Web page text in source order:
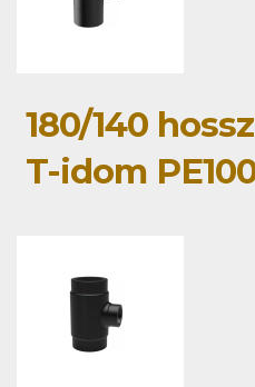
180/140
T-idom